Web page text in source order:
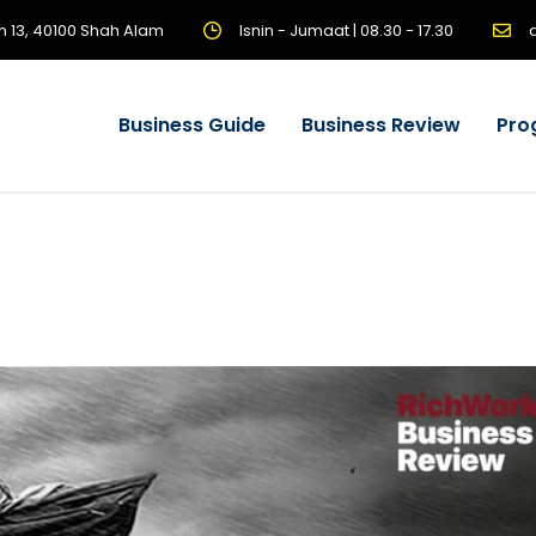
40100 Shah Alam Isnin - Jumaat | 08.30 - 17.30
Business Guide Business Review